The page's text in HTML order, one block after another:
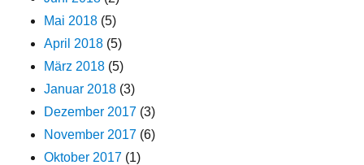
Mai 2018 (5)
April 2018 (5)
März 2018 (5)
Januar 2018 (3)
Dezember 2017 (3)
November 2017 (6)
Oktober 2017 (1)